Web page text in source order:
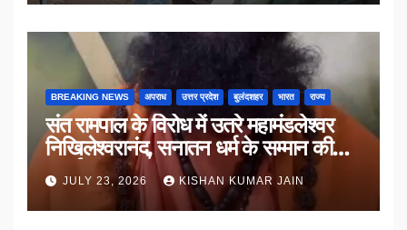
BREAKING NEWS अपराध उत्तर प्रदेश बुलंदशहर भारत राज्य
संत रामपाल के विरोध में उतरे महामंडलेश्वर
निखिलेश्वरानंद, सनातन धर्म के सम्मान की
उठाई मांग
JULY 23, 2026 KISHAN KUMAR JAIN